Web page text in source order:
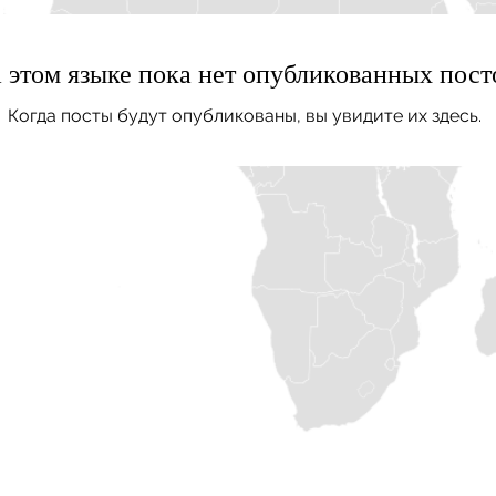
языке пока нет опубликованных
Когда посты будут опубликованы, вы увидите их здесь.